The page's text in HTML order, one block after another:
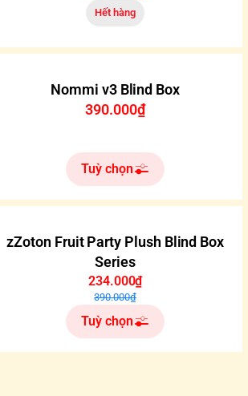
Hết hàng
Nommi v3 Blind Box
390.000₫
Tuỳ chọn
-40%
zZoton Fruit Party Plush Blind Box
Series
234.000₫
390.000₫
Tuỳ chọn